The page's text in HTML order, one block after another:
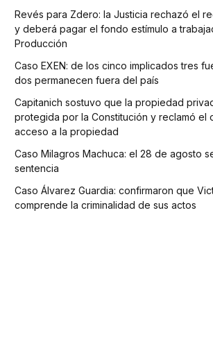
Revés para Zdero: la Justicia rechazó el
y deberá pagar el fondo estímulo a
Producción
Caso EXEN: de los cinco implicados tres
dos permanecen fuera del país
Capitanich sostuvo que la propiedad
protegida por la Constitución y reclamó el
acceso a la propiedad
Caso Milagros Machuca: el 28 de agosto
sentencia
Caso Álvarez Guardia: confirmaron que
comprende la criminalidad de sus actos